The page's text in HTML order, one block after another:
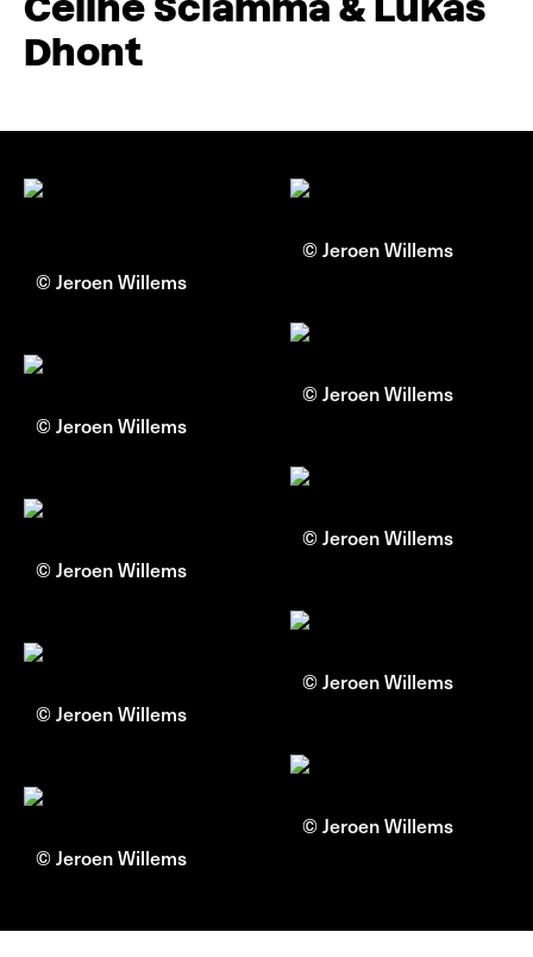
Dhont
© Jeroen Willems
© Jeroen Willems
© Jeroen Willems
© Jeroen Willems
© Jeroen Willems
© Jeroen Willems
© Jeroen Willems
© Jeroen Willems
© Jeroen Willems
© Jeroen Willems